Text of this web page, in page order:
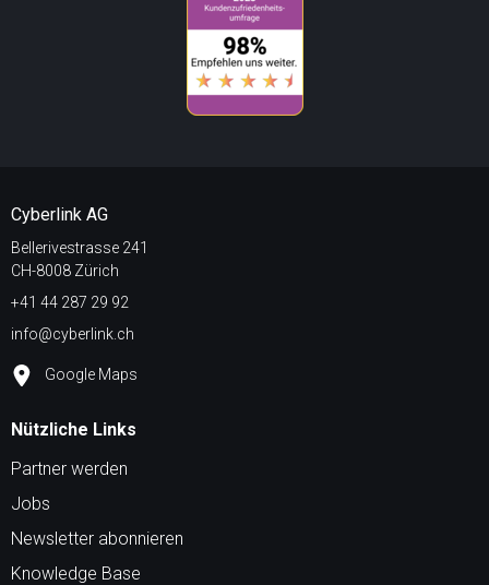
Cyberlink AG
Bellerivestrasse 241
CH-8008 Zürich
+41 44 287 29 92
info@cyberlink.ch
Google Maps
Nützliche Links
Partner werden
Jobs
Newsletter abonnieren
Knowledge Base